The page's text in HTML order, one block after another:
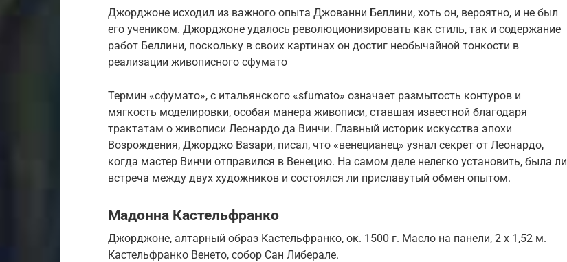
Джорджоне исходил из важного опыта Джованни Беллини, хоть он, вероятно, и не был
его учеником. Джорджоне удалось революционизировать как стиль, так и содержание
работ Беллини, поскольку в своих картинах он достиг необычайной тонкости в
реализации живописного сфумато
Термин «сфумато», с итальянского «sfumato» означает размытость контуров и
мягкость моделировки, особая манера живописи, ставшая известной благодаря
трактатам о живописи Леонардо да Винчи. Главный историк искусства эпохи
Возрождения, Джорджо Вазари, писал, что «венецианец» узнал секрет от Леонардо,
когда мастер Винчи отправился в Венецию. На самом деле нелегко установить, была ли
встреча между двух художников и состоялся ли приславутый обмен опытом.
Мадонна Кастельфранко
Джорджоне, алтарный образ Кастельфранко, ок. 1500 г. Масло на панели, 2 x 1,52 м.
Кастельфранко Венето, собор Сан Либерале.